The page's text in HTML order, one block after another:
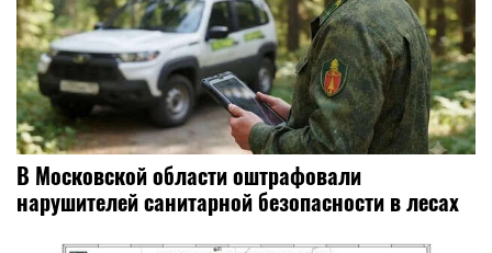
В Московской области оштрафовали
нарушителей санитарной безопасности в лесах